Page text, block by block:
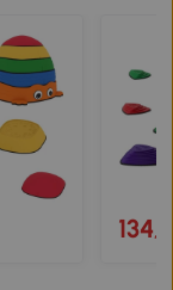
134